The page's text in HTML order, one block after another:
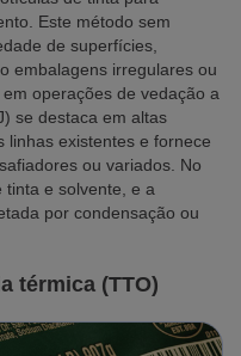
Este método sem
de superfícies,
embalagens irregulares ou
operações de vedação a
se destaca em altas
linhas existentes e fornece
ou variados. No
e solvente, e a
por condensação ou
térmica (TTO)